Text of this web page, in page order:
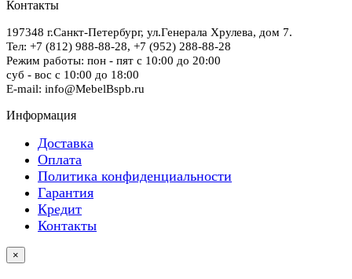
Контакты
197348 г.Санкт-Петербург, ул.Генерала Хрулева, дом 7.
Тел: +7 (812) 988-88-28, +7 (952) 288-88-28
Режим работы: пон - пят с 10:00 до 20:00
суб - вос с 10:00 до 18:00
E-mail: info@MebelBspb.ru
Информация
Доставка
Оплата
Политика конфиденциальности
Гарантия
Кредит
Контакты
×